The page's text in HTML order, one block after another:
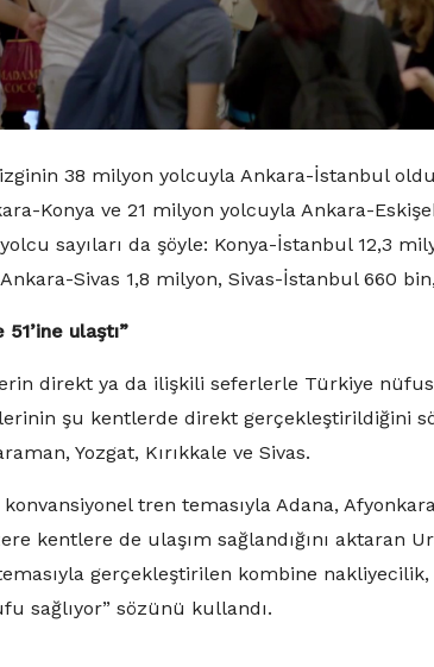
38 milyon yolcuyla Ankara-İstanbul
Konya ve 21 milyon yolcuyla Ankara-
sayıları da şöyle: Konya-İstanbul 12,3
Sivas 1,8 milyon, Sivas-İstanbul 660
ulaştı”
direkt ya da ilişkili seferlerle Türkiye
şu kentlerde direkt gerçekleştirildiğini
Yozgat, Kırıkkale ve Sivas.
tren temasıyla Adana,
kentlere de ulaşım sağlandığını aktaran
gerçekleştirilen kombine
sağlıyor” sözünü kullandı.